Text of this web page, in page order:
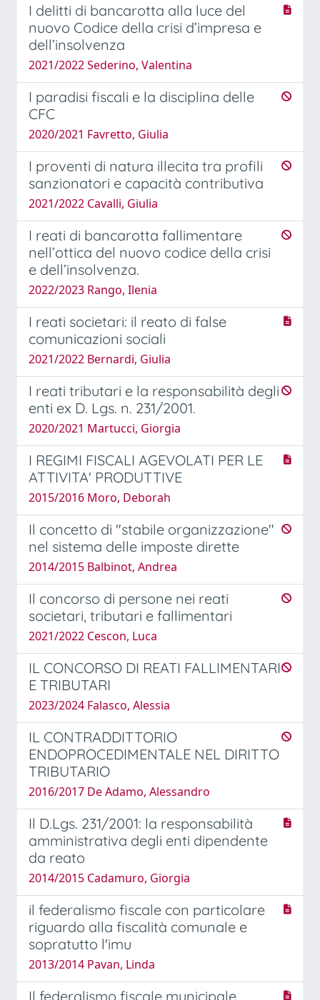
I delitti di bancarotta alla luce del
nuovo Codice della crisi d’impresa e
dell’insolvenza
2021/2022 Sederino, Valentina
I paradisi fiscali e la disciplina delle
CFC
2020/2021 Favretto, Giulia
I proventi di natura illecita tra profili
sanzionatori e capacità contributiva
2021/2022 Cavalli, Giulia
I reati di bancarotta fallimentare
nell’ottica del nuovo codice della crisi
e dell’insolvenza.
2022/2023 Rango, Ilenia
I reati societari: il reato di false
comunicazioni sociali
2021/2022 Bernardi, Giulia
I reati tributari e la responsabilità degli
enti ex D. Lgs. n. 231/2001.
2020/2021 Martucci, Giorgia
I REGIMI FISCALI AGEVOLATI PER LE
ATTIVITA' PRODUTTIVE
2015/2016 Moro, Deborah
Il concetto di "stabile organizzazione"
nel sistema delle imposte dirette
2014/2015 Balbinot, Andrea
Il concorso di persone nei reati
societari, tributari e fallimentari
2021/2022 Cescon, Luca
IL CONCORSO DI REATI FALLIMENTARI
E TRIBUTARI
2023/2024 Falasco, Alessia
IL CONTRADDITTORIO
ENDOPROCEDIMENTALE NEL DIRITTO
TRIBUTARIO
2016/2017 De Adamo, Alessandro
Il D.Lgs. 231/2001: la responsabilità
amministrativa degli enti dipendente
da reato
2014/2015 Cadamuro, Giorgia
il federalismo fiscale con particolare
riguardo alla fiscalità comunale e
sopratutto l'imu
2013/2014 Pavan, Linda
Il federalismo fiscale municipale